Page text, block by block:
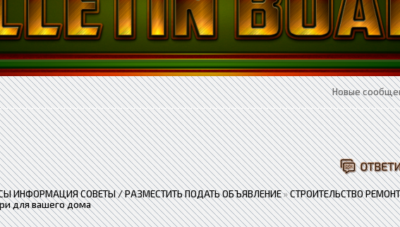
Новые
ИНФОРМАЦИЯ СОВЕТЫ / РАЗМЕСТИТЬ ПОДАТЬ ОБЪЯВЛЕНИЕ»СТРОИТЕЛЬСТВО
для вашего дома